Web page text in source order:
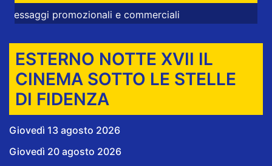
e commerciali
ESTERNO NOTTE XVII IL
CINEMA SOTTO LE STELLE
DI FIDENZA
Giovedì 13 agosto 2026
Giovedì 20 agosto 2026